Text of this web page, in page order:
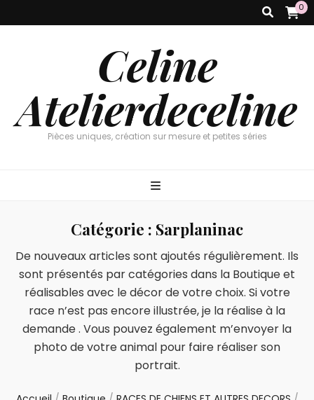
0
Celine
Atelierdeceline
Pièces uniques, création sur mesure et petites séries
Catégorie : Sarplaninac
De nouveaux articles sont ajoutés régulièrement. Ils
sont présentés par catégories dans la Boutique et
réalisables avec le décor de votre choix. Si votre
race n’est pas encore illustrée, je la réalise à la
demande . Vous pouvez également m’envoyer la
photo de votre animal pour faire réaliser son
portrait.